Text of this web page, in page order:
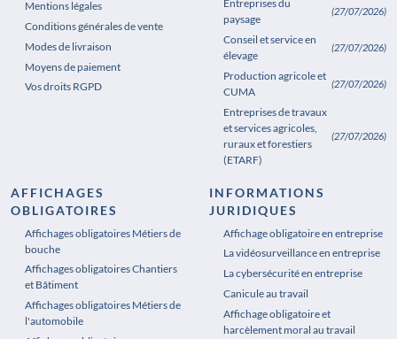
Mentions légales
Conditions générales de vente
Modes de livraison
Moyens de paiement
Vos droits RGPD
Entreprises du
paysage
(27/07/2026)
Conseil et service en
élevage
(27/07/2026)
Production agricole et
CUMA
(27/07/2026)
Entreprises de travaux
et services agricoles,
ruraux et forestiers
(ETARF)
(27/07/2026)
AFFICHAGES
OBLIGATOIRES
Affichages obligatoires Métiers de
bouche
Affichages obligatoires Chantiers
et Bâtiment
Affichages obligatoires Métiers de
l'automobile
Affichages obligatoires Pharmacie
INFORMATIONS
JURIDIQUES
Affichage obligatoire en entreprise
La vidéosurveillance en entreprise
La cybersécurité en entreprise
Canicule au travail
Affichage obligatoire et
harcèlement moral au travail